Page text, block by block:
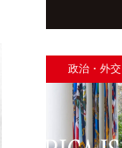
政治・外交